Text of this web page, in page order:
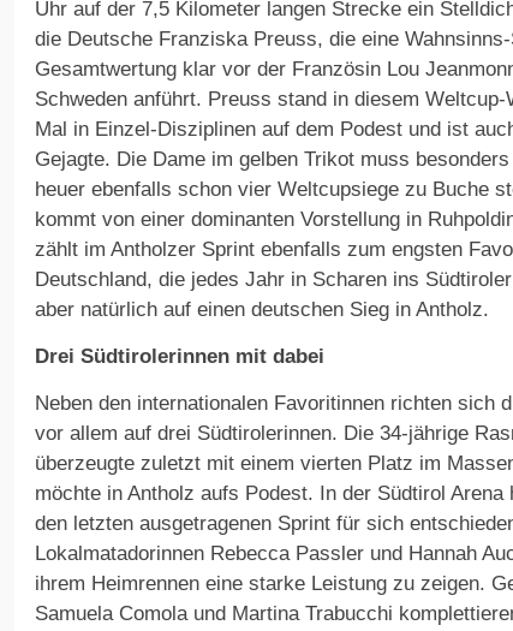
Uhr auf der 7,5 Kilometer langen Strecke ein
die Deutsche Franziska Preuss, die eine
Gesamtwertung klar vor der Französin Lou
Schweden anführt. Preuss stand in diesem
Mal in Einzel-Disziplinen auf dem Podest und ist
Gejagte. Die Dame im gelben Trikot muss
heuer ebenfalls schon vier Weltcupsiege zu Buche
kommt von einer dominanten Vorstellung in
zählt im Antholzer Sprint ebenfalls zum engsten
Deutschland, die jedes Jahr in Scharen ins
aber natürlich auf einen deutschen Sieg in Antholz.
Drei Südtirolerinnen mit dabei
Neben den internationalen Favoritinnen richten sich
vor allem auf drei Südtirolerinnen. Die 34-jährige
überzeugte zuletzt mit einem vierten Platz im
möchte in Antholz aufs Podest. In der Südtirol
den letzten ausgetragenen Sprint für sich
Lokalmatadorinnen Rebecca Passler und Hannah
ihrem Heimrennen eine starke Leistung zu zeigen.
Samuela Comola und Martina Trabucchi